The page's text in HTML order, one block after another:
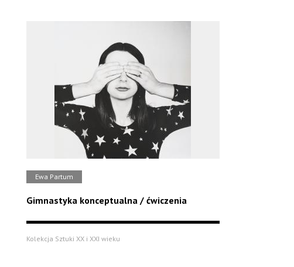
Ewa Partum
Gimnastyka konceptualna / ćwiczenia
Kolekcja Sztuki XX i XXI wieku